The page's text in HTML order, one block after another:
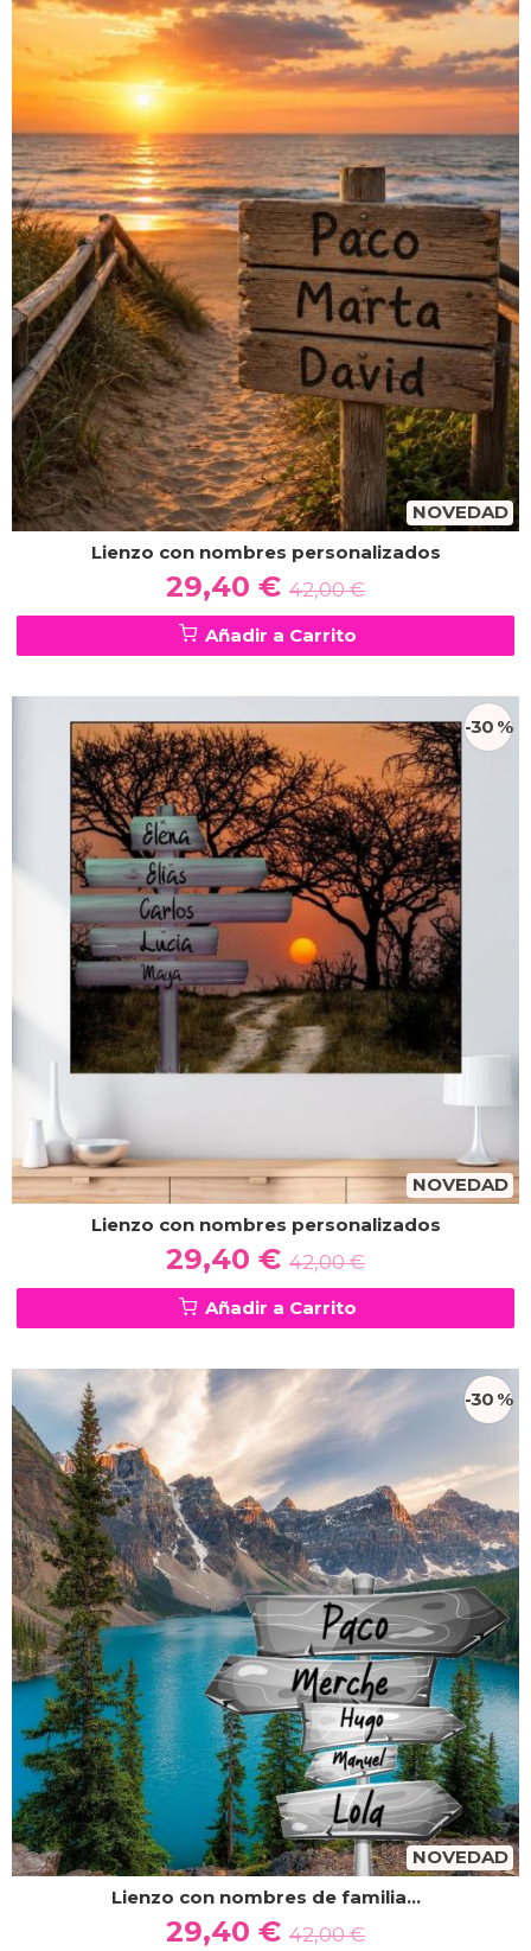
NOVEDAD
Lienzo con nombres personalizados
29,40 € 42,00 €
Añadir a Carrito
NOVEDAD
-30 %
Lienzo con nombres personalizados
29,40 € 42,00 €
Añadir a Carrito
NOVEDAD
-30 %
Lienzo con nombres de familia...
29,40 € 42,00 €